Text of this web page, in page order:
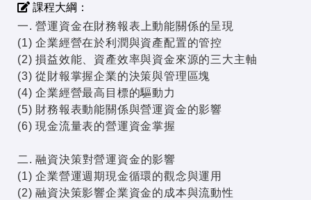
課程大綱：
一. 營運資金在財務報表上動能關係的呈現
(1) 企業經營在於利潤與資產配置的管控
(2) 損益效能、資產效率與資金來源的三大主軸
(3) 從財報掌握企業的決策與管理區塊
(4) 企業經營最高目標的驅動力
(5) 財務報表動能關係與營運資金的影響
(6) 現金流量表的營運資金掌握
二. 融資決策對營運資金的影響
(1) 企業營運週期現金循環的觀念與運用
(2) 融資決策影響企業資金的成本與流動性